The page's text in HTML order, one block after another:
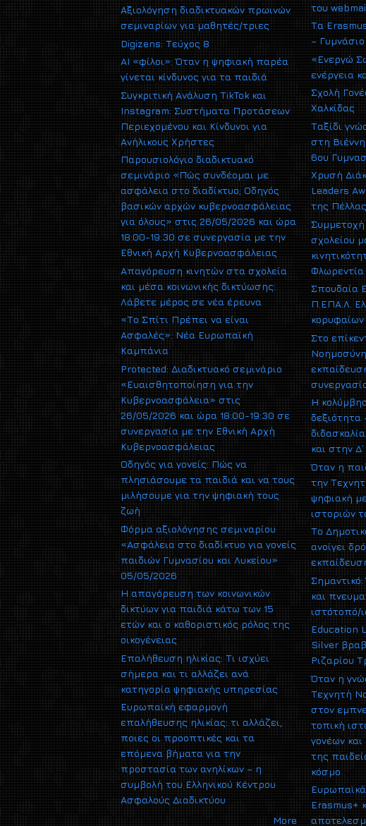
Αξιολόγηση διαδικτυακών πρωινών
σεμιναρίων για μαθητές/τριες
Digizens: Τεύχος 8
AI «φίλοι»: Όταν η ψηφιακή παρέα
γίνεται κίνδυνος για τα παιδιά
Συγκριτική Ανάλυση TikTok και
Instagram: Συστήματα Προτάσεων
Περιεχομένου και Κίνδυνοι για
Ανήλικους Χρήστες
Παρουσιολόγιο διαδικτυακό
σεμινάριο «Πώς συνδέομαι με
ασφάλεια στο διαδίκτυο; Οδηγός
βασικών αρχών κυβερνοασφάλειας
για όλους» στις 26/05/2026 και ώρα
18:00-19:30 σε συνεργασία με την
Εθνική Αρχή Κυβερνοασφάλειας
Απαγόρευση κινητών στα σχολεία
και μέσα κοινωνικής δικτύωσης:
Λάβετε μέρος σε νέα έρευνα
«Το Σπίτι Πρέπει να είναι
Ασφαλές»: Νέα Ευρωπαϊκή
Καμπάνια
Protected: Διαδικτυακό σεμινάριο
«Ευαισθητοποίηση για την
Κυβερνοασφάλεια» στις
26/05/2026 και ώρα 18:00-19:30 σε
συνεργασία με την Εθνική Αρχή
Κυβερνοασφάλειας
Οδηγός για γονείς: Πώς να
πλησιάσουμε τα παιδιά και να τους
μιλήσουμε για την ψηφιακή τους
ζωή
Φόρμα αξιολόγησης σεμιναρίου
«Ασφάλεια στο διαδίκτυο για γονείς
παιδιών Γυμνασίου και Λυκείου»
05/05/2026
Η απαγόρευση των κοινωνικών
δικτύων για παιδιά κάτω των 15
ετών και ο καθοριστικός ρόλος της
οικογένειας
Επαλήθευση ηλικίας: Τι ισχύει
σήμερα και τι αλλάζει ανά
κατηγορία ψηφιακής υπηρεσίας
Ευρωπαϊκή εφαρμογή
επαλήθευσης ηλικίας: τι αλλάζει,
ποιες οι προοπτικές και τα
επόμενα βήματα για την
προστασία των ανηλίκων – η
συμβολή του Ελληνικού Κέντρου
Ασφαλούς Διαδικτύου
More
του
Τα
–
«Ενεργώ
ενέργεια
Σχολή
Χαλκίδας
Ταξίδι
στη
6ου
Χρυσή
Leaders
της Πέλλας
Συμμετοχή
σχολείου
Φλωρεντία
Σπουδαία
Π.ΕΠΑ.Λ.
κορυφαίων
Στο
Η
δεξιότητα
και στην
Όταν η
την
ψηφιακή
ιστοριών
Το
ανοίγει
και
ιστότοπό/
Education
Silver
Ριζαρίου
Όταν η
Τεχνητή
στον
τοπική
γονέων
της
κόσμο
Erasmus+